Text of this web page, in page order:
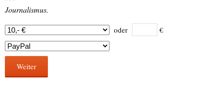
Journalismus.
oder €
Weiter